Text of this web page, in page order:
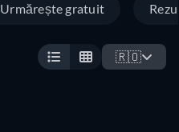
Urmărește gratuit
🇷🇴